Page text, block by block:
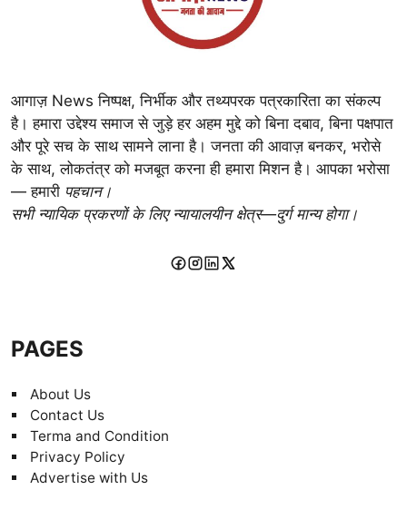
आगाज़ News निष्पक्ष, निर्भीक और तथ्यपरक पत्रकारिता का संकल्प
है। हमारा उद्देश्य समाज से जुड़े हर अहम मुद्दे को बिना दबाव, बिना पक्षपात
और पूरे सच के साथ सामने लाना है। जनता की आवाज़ बनकर, भरोसे
के साथ, लोकतंत्र को मजबूत करना ही हमारा मिशन है। आपका भरोसा
— हमारी पहचान।
सभी न्यायिक प्रकरणों के लिए न्यायालयीन क्षेत्र—दुर्ग मान्य होगा।
PAGES
About Us
Contact Us
Terma and Condition
Privacy Policy
Advertise with Us